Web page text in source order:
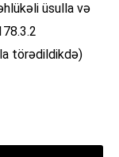
üsulla və
törədildikdə)